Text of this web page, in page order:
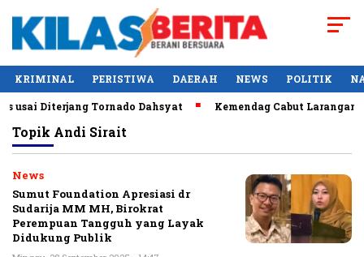
KRIMINAL PERISTIWA DAERAH NEWS POLITIK
usai Diterjang Tornado Dahsyat Kemendag Cabut Larangan
Topik Andi Sirait
News
Sumut Foundation Apresiasi dr
Sudarija MM MH, Birokrat
Perempuan Tangguh yang Layak
Didukung Publik